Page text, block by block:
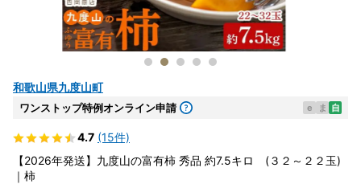
和歌山県九度山町
ワンストップ特例オンライン申請 e ま 自
4.7 (15件)
【2026年発送】九度山の富有柿 秀品 約7.5キロ (３２～２２玉)
｜柿